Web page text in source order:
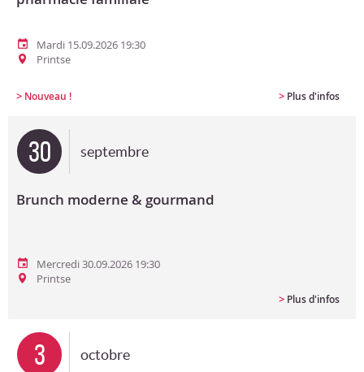
Mardi 15.09.2026 19:30
Printse
> Nouveau ! > Plus d'infos
30 septembre
Brunch moderne & gourmand
Mercredi 30.09.2026 19:30
Printse
> Plus d'infos
3 octobre